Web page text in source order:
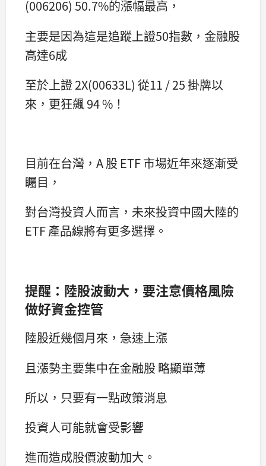
(006206) 50.7%的漲幅最高，
主要是因為這是追蹤上證50指數，金融股
高達6成
至於上證 2X(00633L) 從11 / 25 掛牌以
來，更狂飆 94 %！
目前在台灣，A 股 ETF 市場近年來逐漸受
矚目，
對台灣投資人而言，未來投資中國大陸的
ETF 產品線將有更多選擇。
提醒：陸股波動大，要注意價格風險
做好資金控管
陸股近幾個月來，急速上漲
且漲勢主要集中在金融股 略顯單薄
所以，只要有一點政策消息
投資人可能就會受影響
進而造成股價波動加大。